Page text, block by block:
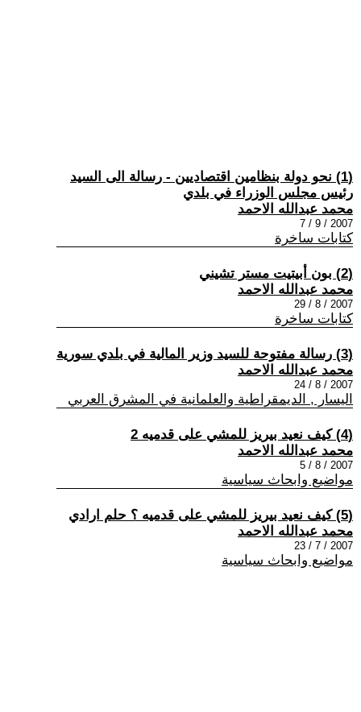
(1) نحو دولة بنظامين اقتصاديين - رسالة الى السيد
رئيس مجلس الوزراء في بلدي
محمد عبدالله الاحمد
2007 / 9 / 7
كتابات ساخرة
(2) بون أبيتيت مستر تشيني
محمد عبدالله الاحمد
2007 / 8 / 29
كتابات ساخرة
(3) رسالة مفتوحة للسيد وزير المالية في بلدي سورية
محمد عبدالله الاحمد
2007 / 8 / 24
اليسار , الديمقراطية والعلمانية في المشرق العربي
(4) كيف نعيد بيريز للمشي على قدميه 2
محمد عبدالله الاحمد
2007 / 8 / 5
مواضيع وابحاث سياسية
(5) كيف نعيد بيريز للمشي على قدميه ؟ حلم ارادي
محمد عبدالله الاحمد
2007 / 7 / 23
مواضيع وابحاث سياسية